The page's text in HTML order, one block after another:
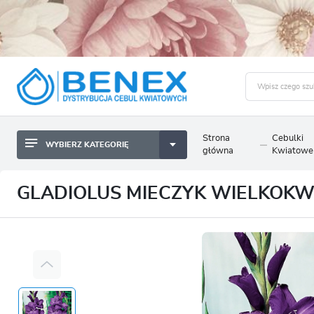
BYLINY SADZONKI BULWY
SADZONKI TRAW OZDOBNYCH
WYBIERZ KATEGORIĘ
CEBULKI I SADZONKI WARZYW
Strona
główna
Cebulki
Kwiatowe
GLADIOLUS MIECZYK